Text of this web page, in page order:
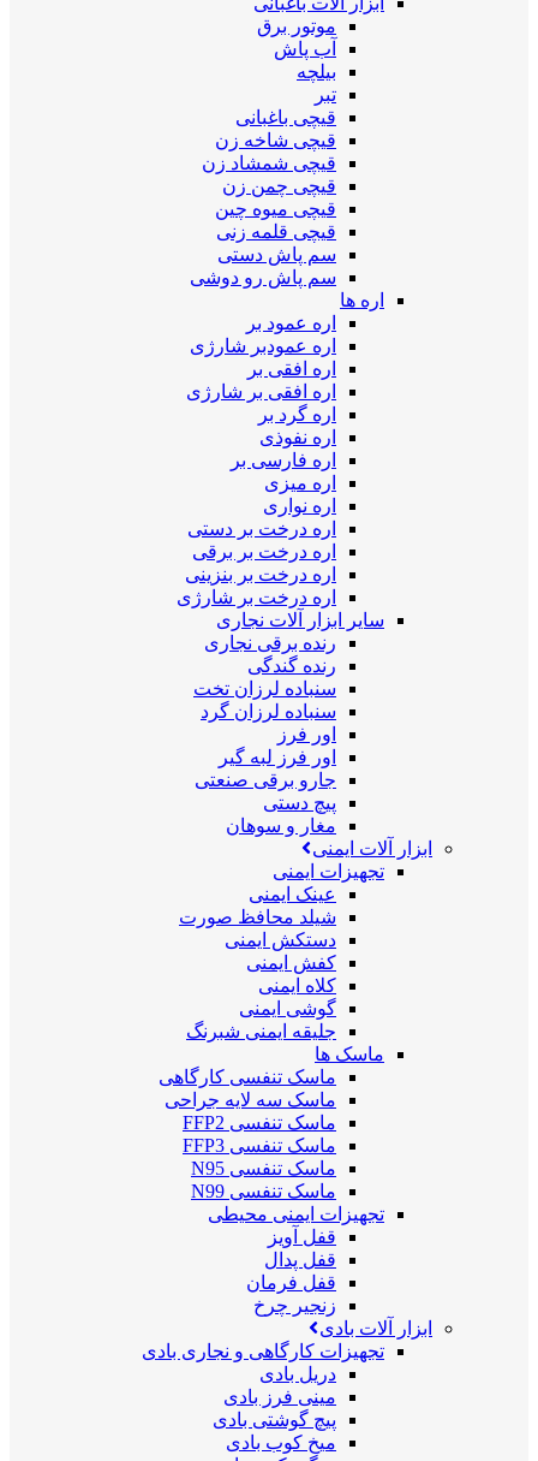
موتور برق
آب پاش
بیلچه
تبر
قیچی باغبانی
قیچی شاخه زن
قیچی شمشاد زن
قیچی چمن زن
قیچی میوه چین
قیچی قلمه زنی
سم پاش دستی
سم پاش رو دوشی
اره ها
اره عمود بر
اره عمودبر شارژی
اره افقی بر
اره افقی بر شارژی
اره گرد بر
اره نفوذی
اره فارسی بر
اره میزی
اره نواری
اره درخت بر دستی
اره درخت بر برقی
اره درخت بر بنزینی
اره درخت بر شارژی
سایر ابزار آلات نجاری
رنده برقی نجاری
رنده گندگی
سنباده لرزان تخت
سنباده لرزان گرد
اور فرز
اور فرز لبه گیر
جارو برقی صنعتی
پیچ دستی
مغار و سوهان
ابزار آلات ایمنی
تجهیزات ایمنی
عینک ایمنی
شیلد محافظ صورت
دستکش ایمنی
کفش ایمنی
کلاه ایمنی
گوشی ایمنی
جلیقه ایمنی شبرنگ
ماسک ها
ماسک تنفسی کارگاهی
ماسک سه لایه جراحی
ماسک تنفسی FFP2
ماسک تنفسی FFP3
ماسک تنفسی N95
ماسک تنفسی N99
تجهیزات ایمنی محیطی
قفل آویز
قفل پدال
قفل فرمان
زنجیر چرخ
ابزار آلات بادی
تجهیزات کارگاهی و نجاری بادی
دریل بادی
مینی فرز بادی
پیچ گوشتی بادی
میخ کوب بادی